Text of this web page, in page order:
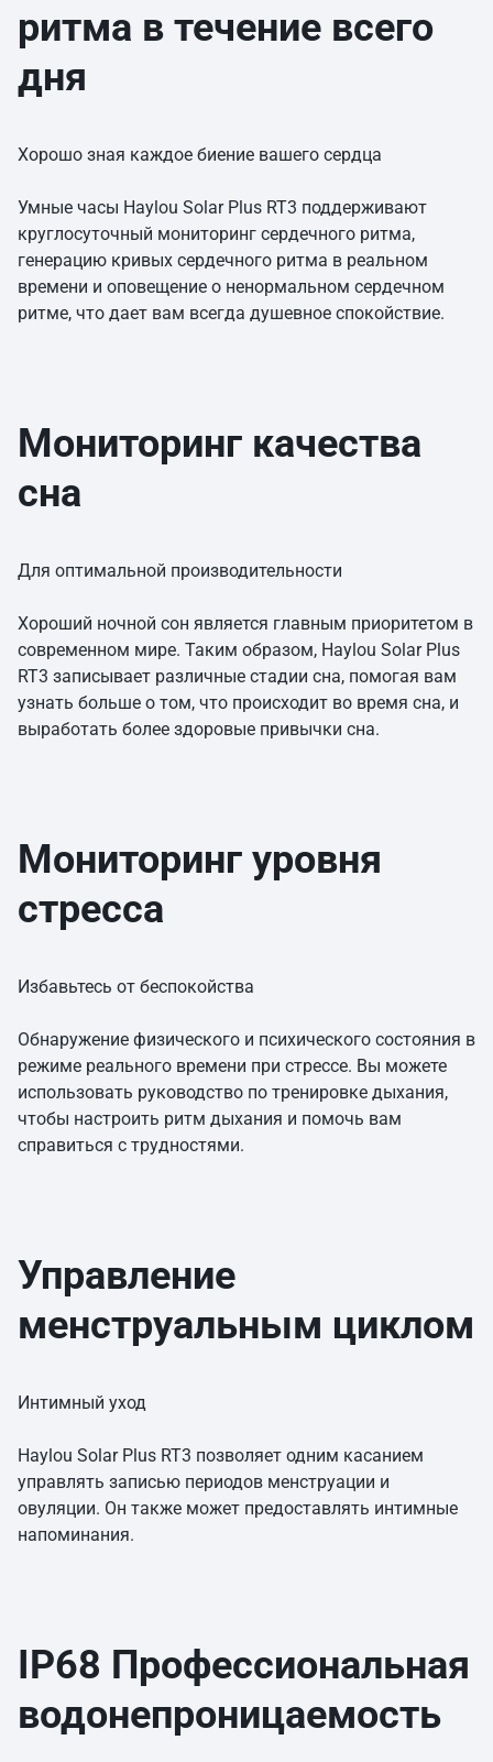
ритма в течение всего
дня
Хорошо зная каждое биение вашего сердца
Умные часы Haylou Solar Plus RT3 поддерживают
круглосуточный мониторинг сердечного ритма,
генерацию кривых сердечного ритма в реальном
времени и оповещение о ненормальном сердечном
ритме, что дает вам всегда душевное спокойствие.
Мониторинг качества
сна
Для оптимальной производительности
Хороший ночной сон является главным приоритетом в
современном мире. Таким образом, Haylou Solar Plus
RT3 записывает различные стадии сна, помогая вам
узнать больше о том, что происходит во время сна, и
выработать более здоровые привычки сна.
Мониторинг уровня
стресса
Избавьтесь от беспокойства
Обнаружение физического и психического состояния в
режиме реального времени при стрессе. Вы можете
использовать руководство по тренировке дыхания,
чтобы настроить ритм дыхания и помочь вам
справиться с трудностями.
Управление
менструальным циклом
Интимный уход
Haylou Solar Plus RT3 позволяет одним касанием
управлять записью периодов менструации и
овуляции. Он также может предоставлять интимные
напоминания.
IP68 Профессиональная
водонепроницаемость